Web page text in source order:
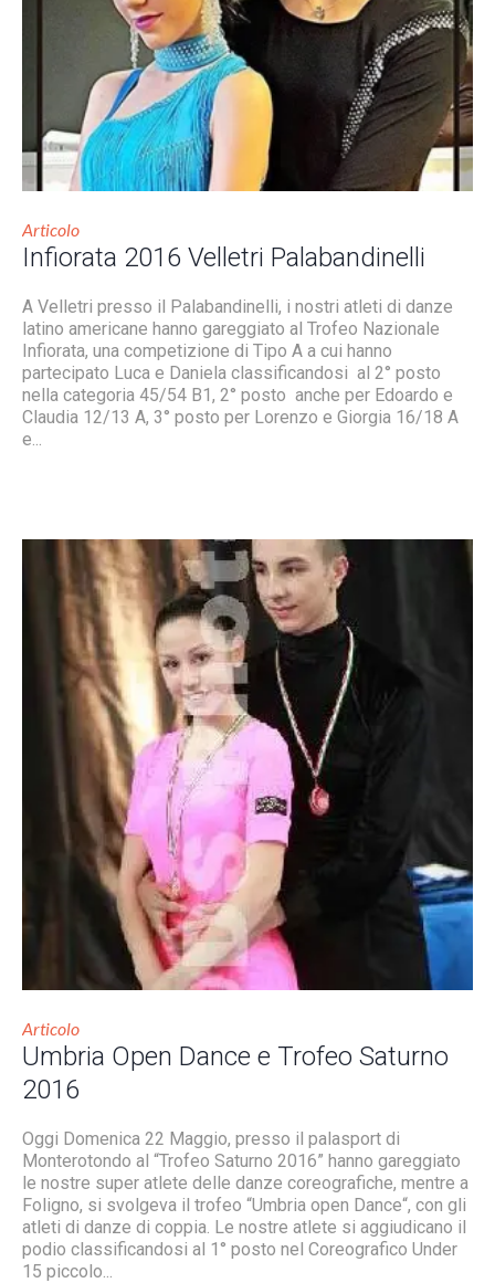
Articolo
Infiorata 2016 Velletri Palabandinelli
A Velletri presso il Palabandinelli, i nostri atleti di danze
latino americane hanno gareggiato al Trofeo Nazionale
Infiorata, una competizione di Tipo A a cui hanno
partecipato Luca e Daniela classificandosi al 2° posto
nella categoria 45/54 B1, 2° posto anche per Edoardo e
Claudia 12/13 A, 3° posto per Lorenzo e Giorgia 16/18 A
e...
Articolo
Umbria Open Dance e Trofeo Saturno
2016
Oggi Domenica 22 Maggio, presso il palasport di
Monterotondo al “Trofeo Saturno 2016” hanno gareggiato
le nostre super atlete delle danze coreografiche, mentre a
Foligno, si svolgeva il trofeo “Umbria open Dance“, con gli
atleti di danze di coppia. Le nostre atlete si aggiudicano il
podio classificandosi al 1° posto nel Coreografico Under
15 piccolo...